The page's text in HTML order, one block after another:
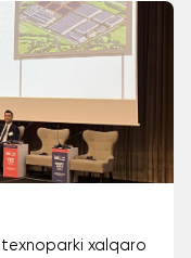
texnoparki xalqaro